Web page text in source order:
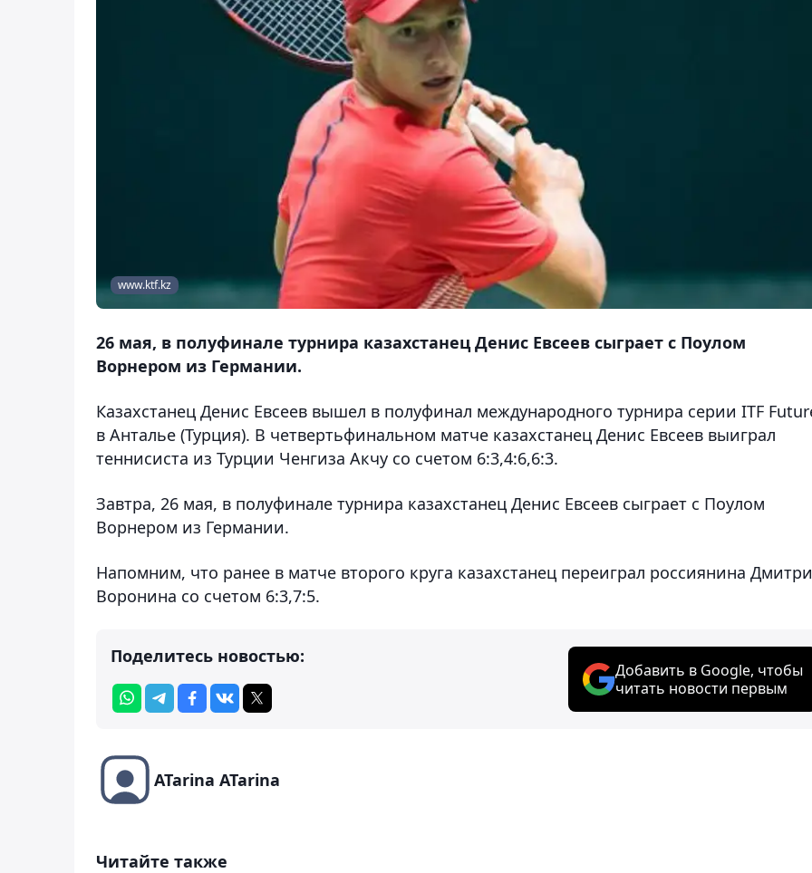
www.ktf.kz
26 мая, в полуфинале турнира казахстанец Денис Евсеев сыграет с Поулом
Ворнером из Германии.
Казахстанец Денис Евсеев вышел в полуфинал международного турнира серии ITF
в Анталье (Турция). В четвертьфинальном матче казахстанец Денис Евсеев выиграл
теннисиста из Турции Ченгиза Акчу со счетом 6:3,4:6,6:3.
Завтра, 26 мая, в полуфинале турнира казахстанец Денис Евсеев сыграет с Поулом
Ворнером из Германии.
Напомним, что ранее в матче второго круга казахстанец переиграл россиянина
Воронина со счетом 6:3,7:5.
Поделитесь новостью:
Добавить в Google, чтобы
читать новости первым
ATarina ATarina
Читайте также